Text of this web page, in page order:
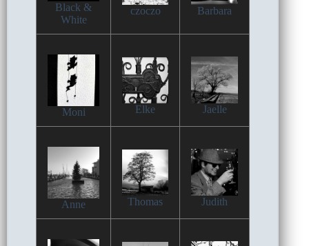
Black &
White
czoczo Barbara
Moni Elke Jaelle
Anne Thomas Judith